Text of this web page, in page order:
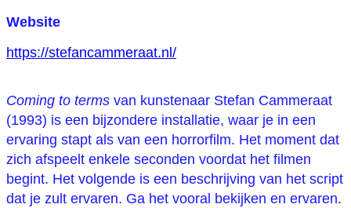
Website
https://stefancammeraat.nl/
Coming to terms van kunstenaar Stefan Cammeraat
(1993) is een bijzondere installatie, waar je in een
ervaring stapt als van een horrorfilm. Het moment dat
zich afspeelt enkele seconden voordat het filmen
begint. Het volgende is een beschrijving van het script
dat je zult ervaren. Ga het vooral bekijken en ervaren.